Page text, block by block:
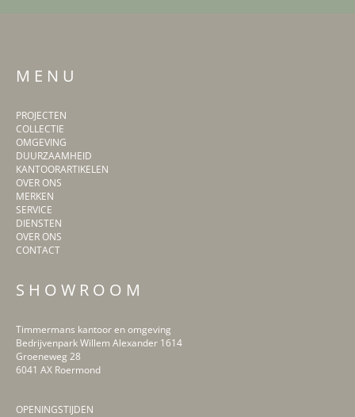
M E N U
PROJECTEN
COLLECTIE
OMGEVING
DUURZAAMHEID
KANTOORARTIKELEN
OVER ONS
MERKEN
SERVICE
DIENSTEN
OVER ONS
CONTACT
S H O W R O O M
Timmermans kantoor en omgeving
Bedrijvenpark Willem Alexander 1614
Groeneweg 28
6041 AX Roermond
OPENINGSTIJDEN